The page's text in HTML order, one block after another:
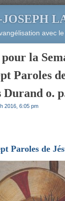
avec
la
Paroles
Durand o.
2016, 6:05 pm
Paroles de